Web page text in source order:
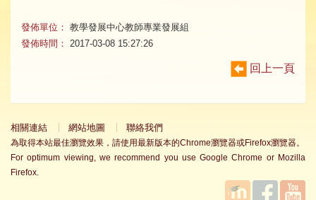
發佈單位： 教學發展中心教師專業發展組
發佈時間：
2017-03-08 15:27:26
回上一頁
相關連結 網站地圖 聯絡我們
為取得本站最佳瀏覽效果，請使用最新版本的Chrome瀏覽器或Firefox瀏覽器。
For optimum viewing, we recommend you use Google Chrome or Mozilla
Firefox.